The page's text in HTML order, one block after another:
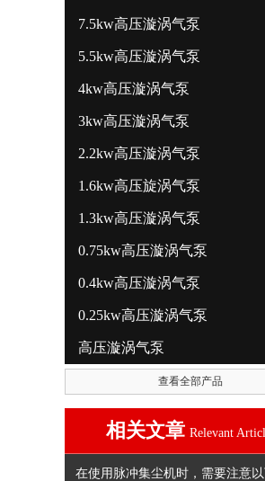
7.5kw高压漩涡气泵
5.5kw高压漩涡气泵
4kw高压漩涡气泵
3kw高压漩涡气泵
2.2kw高压漩涡气泵
1.6kw高压旋涡气泵
1.3kw高压漩涡气泵
0.75kw高压漩涡气泵
0.4kw高压漩涡气泵
0.25kw高压漩涡气泵
高压漩涡气泵
查看全部产品
相关文章 Relevant
在使用脉冲集尘机时，需要注意